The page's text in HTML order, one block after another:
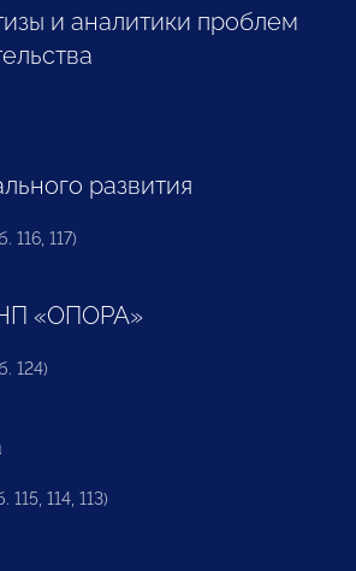
и аналитики проблем
развития
116, 117)
«ОПОРА»
124)
115, 114, 113)